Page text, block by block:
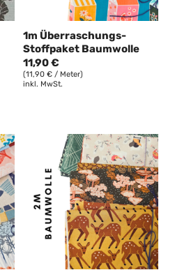
1m Überraschungs-
Stoffpaket Baumwolle
11,90 €
(11,90 € / Meter)
inkl. MwSt.